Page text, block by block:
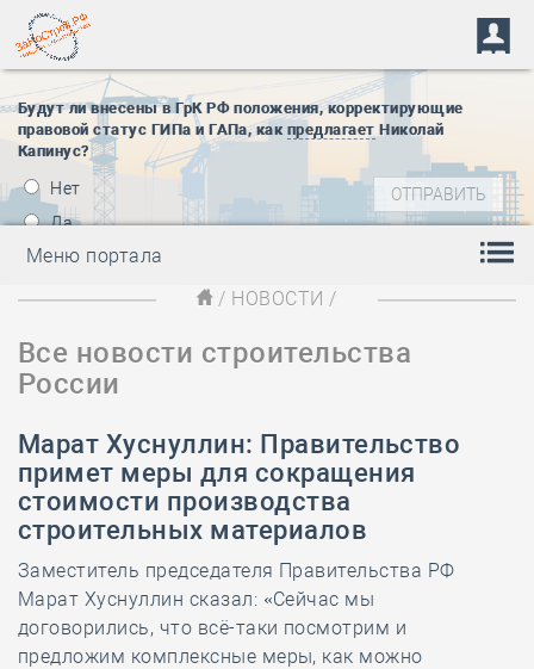
Будут ли внесены в ГрК РФ положения, корректирующие
правовой статус ГИПа и ГАПа, как предлагает Николай
Капинус?
Нет
Да
Меню портала
/ НОВОСТИ /
Все новости строительства
России
Марат Хуснуллин: Правительство
примет меры для сокращения
стоимости производства
строительных материалов
Заместитель председателя Правительства РФ
Марат Хуснуллин сказал: «Сейчас мы
договорились, что всё-таки посмотрим и
предложим комплексные меры, как можно